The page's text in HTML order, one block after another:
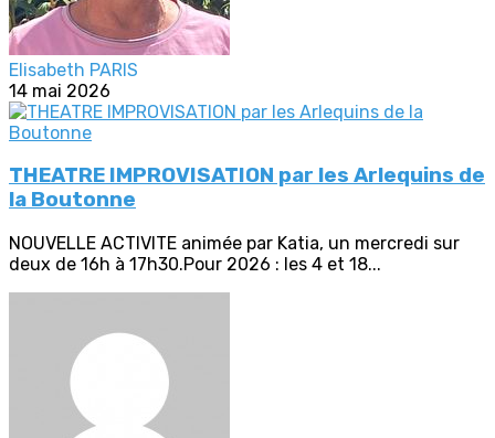
Elisabeth PARIS
14 mai 2026
THEATRE IMPROVISATION par les Arlequins de
la Boutonne
NOUVELLE ACTIVITE animée par Katia, un mercredi sur
deux de 16h à 17h30.Pour 2026 : les 4 et 18...